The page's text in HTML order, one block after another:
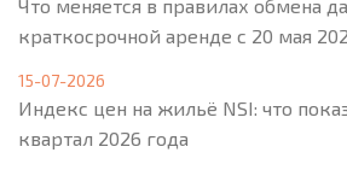
Что меняется в правилах обмена
краткосрочной аренде с 20 мая
15-07-2026
Индекс цен на жильё NSI: что
квартал 2026 года